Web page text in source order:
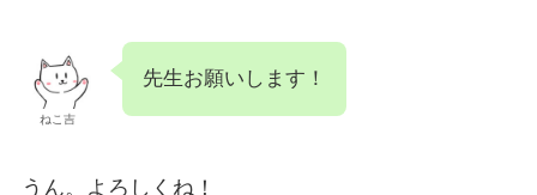
ねこ吉
先生お願いします！
うん。よろしくね！